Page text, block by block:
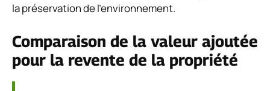
la préservation de l’environnement.
Comparaison de la valeur ajoutée
pour la revente de la propriété